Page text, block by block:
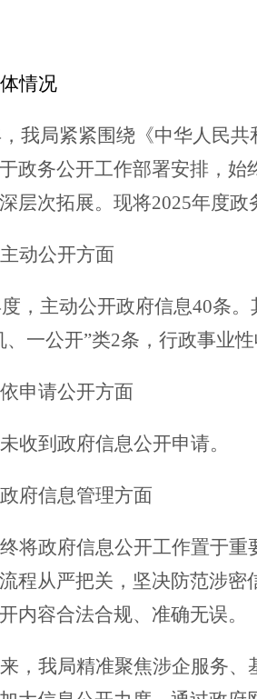
情况
我局紧紧围绕《中华人民
政务公开工作部署安排，
层次拓展。现将2025年度
主动公开方面
，主动公开政府信息40条
、一公开”类2条，行政事业
依申请公开方面
收到政府信息公开申请。
政府信息管理方面
将政府信息公开工作置于重
程从严把关，坚决防范涉
内容合法合规、准确无误。
，我局精准聚焦涉企服务